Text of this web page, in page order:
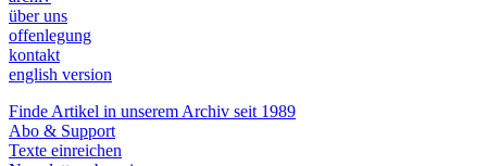
über uns
offenlegung
kontakt
english version
Finde Artikel in unserem Archiv seit 1989
Abo & Support
Texte einreichen